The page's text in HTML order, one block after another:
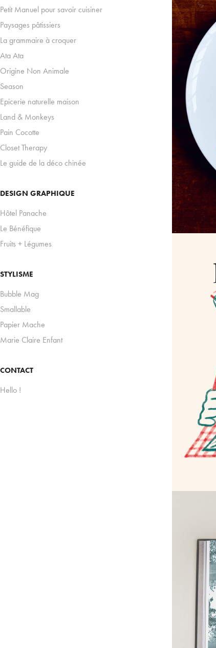
Petit Manuel pour savoir cuisiner
Paysages pâtissiers
La grammaire à croquer
Ata Ata
Origine Non Animale
Season
Epicerie naturelle maison
Land & Monkeys
Pain Cocotte
Closet Therapy
Le guide de la déco chinée
DESIGN GRAPHIQUE
Hôtel Panache
Le Bénéfique
Fruits + Légumes
STYLISME
Bubble Mag
Smallable
Papier Mache
Marie Claire Enfant
CONTACT
Hello !